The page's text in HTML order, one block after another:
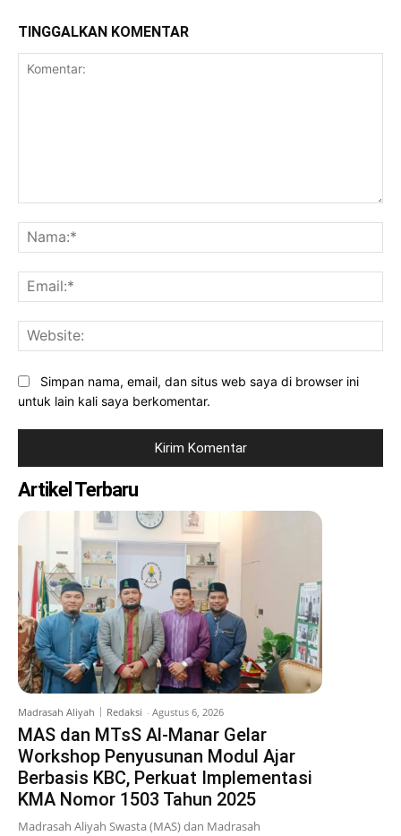
TINGGALKAN KOMENTAR
Simpan nama, email, dan situs web saya di browser ini
untuk lain kali saya berkomentar.
Artikel Terbaru
Madrasah Aliyah Redaksi - Agustus 6, 2026
MAS dan MTsS Al-Manar Gelar
Workshop Penyusunan Modul Ajar
Berbasis KBC, Perkuat Implementasi
KMA Nomor 1503 Tahun 2025
Madrasah Aliyah Swasta (MAS) dan Madrasah